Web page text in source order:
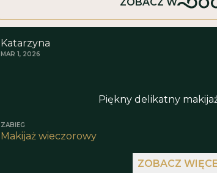
Katarzyna
MAR 1, 2026
Piękny delikatny
ZABIEG
Makijaż wieczorowy
ZOBACZ